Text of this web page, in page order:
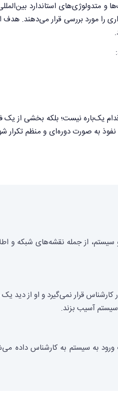
را مورد بررسی قرار می‌دهند.
یک‌باره نیست؛ بلکه بخشی از یک
به صورت دوره‌ای و منظم تکرار
از جمله نقشه‌های شبکه و
کارشناس قرار نمی‌گیرد و او از
آسیب بزند.
به سیستم به کارشناس داده